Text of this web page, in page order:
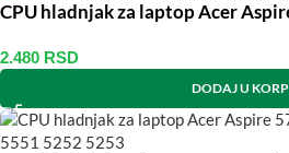
CPU hladnjak za laptop Acer
2.480 RSD
DODAJ U